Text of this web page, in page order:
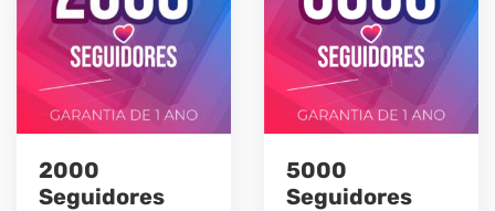
2000
Seguidores
5000
Seguidores